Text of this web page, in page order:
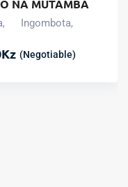
NA MUTAMBA
, Ingombota,
Kz (Negotiable)